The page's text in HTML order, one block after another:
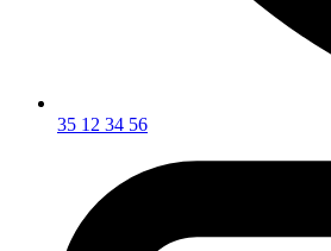
35 12 34 56